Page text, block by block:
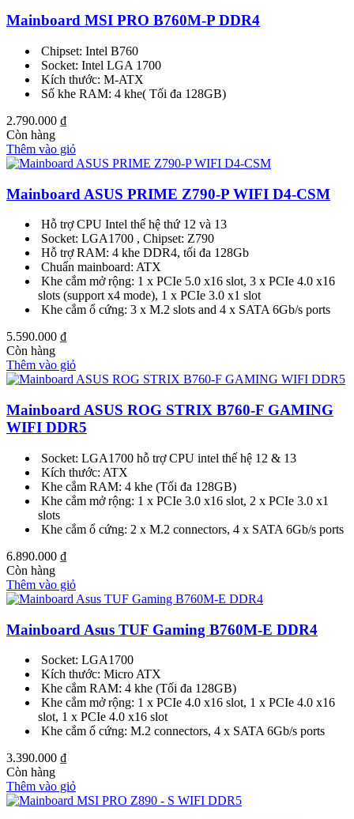
Mainboard MSI PRO B760M-P DDR4
Chipset: Intel B760
Socket: Intel LGA 1700
Kích thước: M-ATX
Số khe RAM: 4 khe( Tối đa 128GB)
2.790.000 ₫
Còn hàng
Thêm vào giỏ
Mainboard ASUS PRIME Z790-P WIFI D4-CSM
Hỗ trợ CPU Intel thế hệ thứ 12 và 13
Socket: LGA1700 , Chipset: Z790
Hỗ trợ RAM: 4 khe DDR4, tối đa 128Gb
Chuẩn mainboard: ATX
Khe cắm mở rộng: 1 x PCIe 5.0 x16 slot, 3 x PCIe 4.0 x16
slots (support x4 mode), 1 x PCIe 3.0 x1 slot
Khe cắm ổ cứng: 3 x M.2 slots and 4 x SATA 6Gb/s ports
5.590.000 ₫
Còn hàng
Thêm vào giỏ
Mainboard ASUS ROG STRIX B760-F GAMING
WIFI DDR5
Socket: LGA1700 hỗ trợ CPU intel thế hệ 12 & 13
Kích thước: ATX
Khe cắm RAM: 4 khe (Tối đa 128GB)
Khe cắm mở rộng: 1 x PCIe 3.0 x16 slot, 2 x PCIe 3.0 x1
slots
Khe cắm ổ cứng: 2 x M.2 connectors, 4 x SATA 6Gb/s ports
6.890.000 ₫
Còn hàng
Thêm vào giỏ
Mainboard Asus TUF Gaming B760M-E DDR4
Socket: LGA1700
Kích thước: Micro ATX
Khe cắm RAM: 4 khe (Tối đa 128GB)
Khe cắm mở rộng: 1 x PCIe 4.0 x16 slot, 1 x PCIe 4.0 x16
slot, 1 x PCIe 4.0 x16 slot
Khe cắm ổ cứng: M.2 connectors, 4 x SATA 6Gb/s ports
3.390.000 ₫
Còn hàng
Thêm vào giỏ